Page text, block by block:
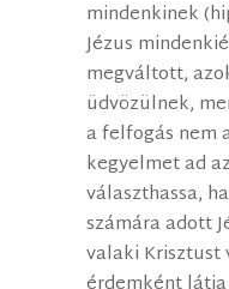
mindenkinek
Jézus
megváltott,
üdvözülnek,
a felfogás nem
kegyelmet ad
választhassa,
számára adott
valaki Krisztust